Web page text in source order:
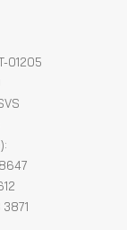
01205